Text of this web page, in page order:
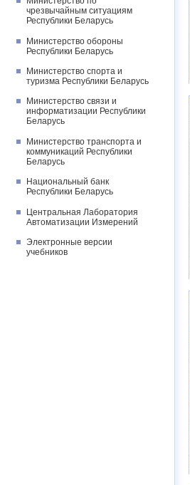
чрезвычайным ситуациям
Республики Беларусь
Министерство обороны
Республики Беларусь
Министерство спорта и
туризма Республики Беларусь
Министерство связи и
информатизации Республики
Беларусь
Министерство транспорта и
коммуникаций Республики
Беларусь
Национальный банк
Республики Беларусь
Центральная Лаборатория
Автоматизации Измерений
Электронные версии
учебников